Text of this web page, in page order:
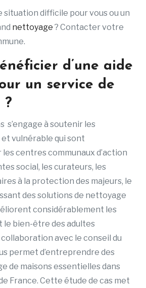
situation difficile pour vous ou un
nettoyage ? Contacter votre
d’une aide
un service de
?
s’engage à soutenir les
vulnérable qui sont
centres communaux d’action
social, les curateurs, les
à la protection des majeurs, le
des solutions de nettoyage
considérablement les
le bien-être des adultes
avec le conseil du
permet d’entreprendre des
de maisons essentielles dans
France. Cette étude de cas met